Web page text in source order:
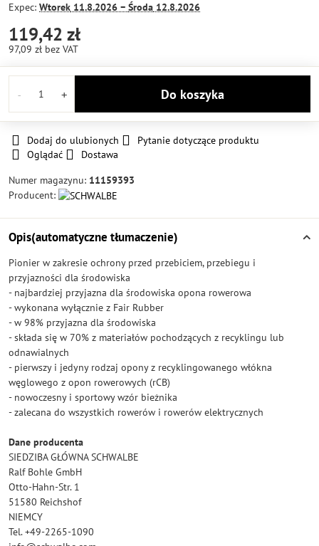
Expec: Wtorek 11.8.2026 − Środa 12.8.2026
119,42 zł
97,09 zł bez VAT
Do koszyka
Dodaj do ulubionych
Pytanie dotyczące produktu
Oglądać
Dostawa
Numer magazynu: 11159393
Producent:
Opis(automatyczne tłumaczenie)
Pionier w zakresie ochrony przed przebiciem, przebiegu i
przyjazności dla środowiska
- najbardziej przyjazna dla środowiska opona rowerowa
- wykonana wyłącznie z Fair Rubber
- w 98% przyjazna dla środowiska
- składa się w 70% z materiałów pochodzących z recyklingu lub
odnawialnych
- pierwszy i jedyny rodzaj opony z recyklingowanego włókna
węglowego z opon rowerowych (rCB)
- nowoczesny i sportowy wzór bieżnika
- zalecana do wszystkich rowerów i rowerów elektrycznych
Dane producenta
SIEDZIBA GŁÓWNA SCHWALBE
Ralf Bohle GmbH
Otto-Hahn-Str. 1
51580 Reichshof
NIEMCY
Tel. +49-2265-1090